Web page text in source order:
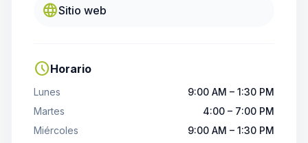
languageSitio web
scheduleHorario
Lunes
9:00 AM – 1:30 PM
Martes
4:00 – 7:00 PM
Miércoles
9:00 AM – 1:30 PM